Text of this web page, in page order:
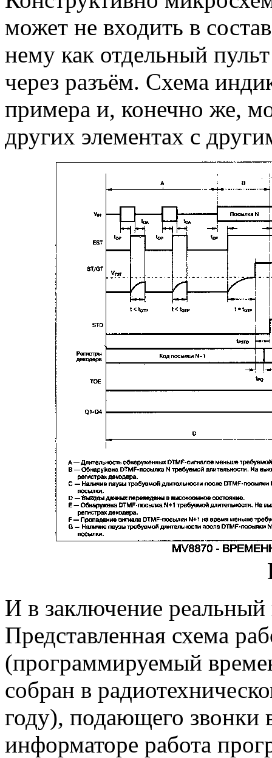
может не входить в
нему как отдельный
через разъём. Схема
примера и, конечно же,
других элементах с
И в заключение
Представленная схема
(программируемый
собран в
году), подающего звонки
информаторе работа